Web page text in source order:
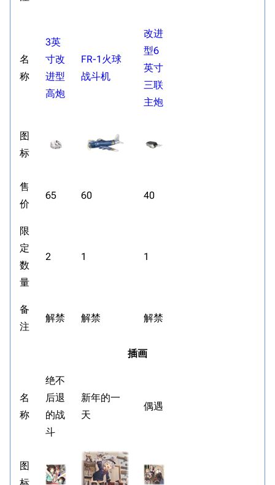
名
称
3英
寸改
进型
高炮
FR-1火球
战斗机
改进
型6
英寸
三联
主炮
图
标
售
价
65 60 40
限
定
数
量
2 1 1
备
注
解禁 解禁 解禁
插画
名
称
绝不
后退
的战
斗
新年的一
天
偶遇
图